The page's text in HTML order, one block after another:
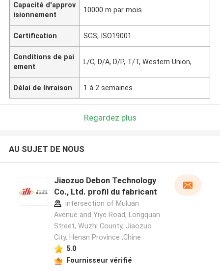
Capacité d'approv
isionnement
10000 m par mois
Certification SGS; ISO19001
Conditions de pai
ement
L/C, D/A, D/P, T/T, Western Union,
Délai de livraison 1 à 2 semaines
Regardez plus
AU SUJET DE NOUS
Jiaozuo Debon Technology
Co., Ltd. profil du fabricant
intersection of Muluan
Avenue and Yiye Road, Longquan
Street, Wuzhi County, Jiaozuo
City, Henan Province ,Chine
5.0
Fournisseur vérifié